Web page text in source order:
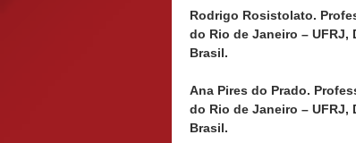
Rodrigo Rosistolato.
do Rio de Janeiro – UFRJ,
Brasil.
Ana Pires do Prado.
do Rio de Janeiro – UFRJ,
Brasil.